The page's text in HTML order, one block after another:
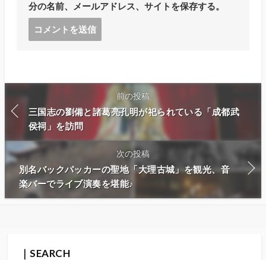
分の名前、メールアドレス、サイトを保存する。
る
前の投稿
三国志の劉備と諸葛亮孔明が祀られている「成都武
侯祠」を訪問
次の投稿
別名バックパッカーの聖地「大理古城」を観光、音
楽バーでライブ演奏を堪能♪
｜SEARCH